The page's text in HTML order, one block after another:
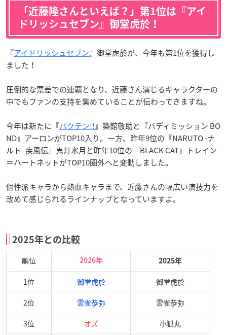
「近藤隆さんといえば？」第1位は『アイ
ドリッシュセブン』御堂虎於！
『アイドリッシュセブン』御堂虎於が、今年も第1位を獲得し
ました！
圧倒的な票差での連覇となり、近藤さん演じるキャラクターの
中でもファンの支持を集めていることが伝わってきますね。
今年は新たに『バクテン!!』築館敬助と『バディミッション BO
ND』アーロンがTOP10入り。一方、昨年9位の『NARUTO -ナ
ルト- 疾風伝』鬼灯水月と昨年10位の『BLACK CAT』トレイン
＝ハートネットがTOP10圏外へと変動しました。
個性派キャラから熱血キャラまで、近藤さんの幅広い演技力を
改めて感じられるラインナップとなっていますよ。
2025年との比較
順位 2026年 2025年
1位 御堂虎於 御堂虎於
2位 雲雀恭弥 雲雀恭弥
3位 オズ 小狐丸